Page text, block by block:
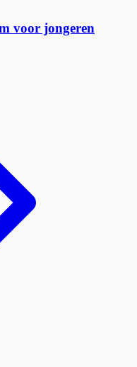
voor jongeren